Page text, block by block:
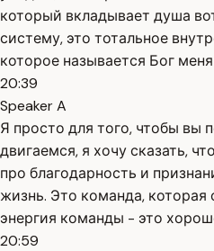
который вкладывает душа
систему, это тотальное
которое называется Бог
20:39
Speaker A
Я просто для того, чтобы вы
двигаемся, я хочу сказать,
про благодарность и
жизнь. Это команда, которая
энергия команды - это
20:59